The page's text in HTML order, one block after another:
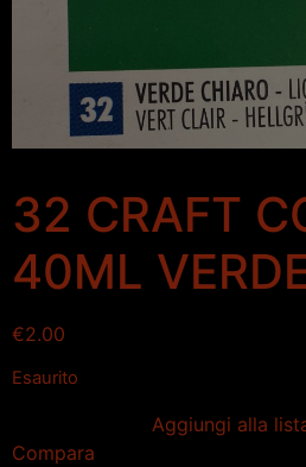
32 CRAFT
40ML
€2.00
Esaurito
Aggiungi alla
Compara